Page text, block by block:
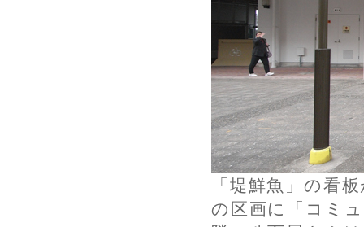
「堤鮮魚」の看
の区画に「コミ